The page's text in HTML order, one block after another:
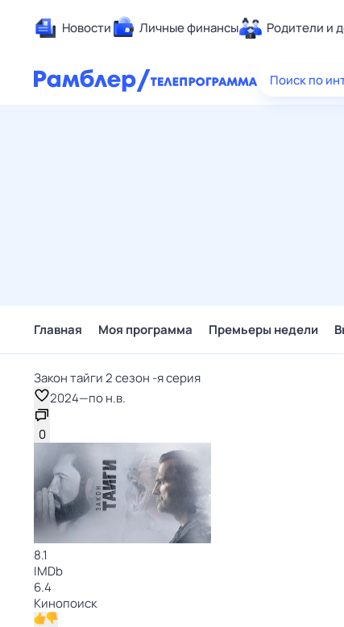
Новости Личные финансы Родители и
Поиск по
Главная Моя программа Премьеры недели
Закон тайги 2 сезон -я серия
2024—по н.в.
0
8.1
IMDb
6.4
Кинопоиск